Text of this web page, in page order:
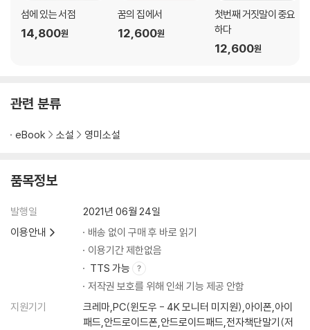
섬에 있는 서점
14,800원
꿈의 집에서
12,600원
첫번째 거짓말이 중요
하다
12,600원
관련 분류
eBook 소설 영미소설
품목정보
발행일
2021년 06월 24일
이용안내
배송 없이 구매 후 바로 읽기
이용기간 제한없음
TTS 가능
저작권 보호를 위해 인쇄 기능 제공 안함
지원기기
크레마,PC(윈도우 - 4K 모니터 미지원),아이폰,아이
패드,안드로이드폰,안드로이드패드,전자책단말기(저